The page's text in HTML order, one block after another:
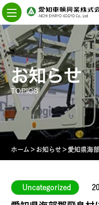
Skip
to
the
content
お知らせ
TOPICS
ホーム ＞ お知らせ＞ 愛知県海
Uncategorized